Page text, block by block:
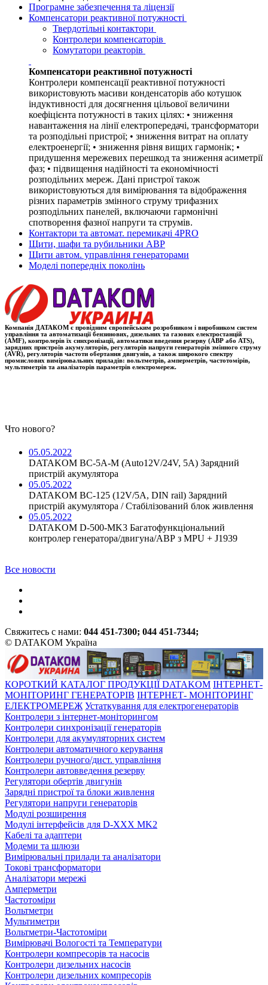
Програмне забезпечення та ліцензії
Компенсатори реактивної потужності
Твердотільні контактори
Контролери компенсаторів
Комутатори реакторів
Компенсатори реактивної потужності
Контролери компенсації реактивної потужності
використовують масиви конденсаторів або котушок
індуктивності для досягнення цільової величини
коефіцієнта потужності в таких цілях: • зниження
навантаження на лінії електропередачі, трансформатори
та розподільні пристрої; • зниження витрат на оплату
електроенергії; • зниження рівня вищих гармонік; •
придушення мережевих перешкод та зниження асиметрії
фаз; • підвищення надійності та економічності
розподільних мереж. Дані пристрої також
використовуються для вимірювання та відображення
різних параметрів змінного струму трифазних
розподільних панелей, включаючи гармонічні
спотворення фазної напруги та струмів.
Контактори та автомат. перемикачі 4PRO
Щити, шафи та рубильники АВР
Щити автом. управління генераторами
Моделі попередніх поколінь
Компанія ДАТАКОМ є провідним європейським розробником і виробником систем
управління та автоматизації бензинових, дизельних та газових електростанцій
(AMF), контролерів їх синхронізації, автоматики введення резерву (АВР або ATS),
зарядних пристроїв акумуляторів, регуляторів напруги генераторів змінного струму
(AVR), регуляторів частоти обертання двигунів, а також широкого спектру
промислових вимірювальних приладів: вольтметрів, амперметрів, частотомірів,
мультиметрів та аналізаторів параметрів електромереж.
Что нового?
05.05.2022
DATAKOM BC-5A-M (Auto12V/24V, 5A) Зарядний
пристрій акумулятора
05.05.2022
DATAKOM BC-125 (12V/5A, DIN rail) Зарядний
пристрій акумулятора / Стабілізований блок живлення
05.05.2022
DATAKOM D-500-MK3 Багатофункціональний
контролер генератора/двигуна/АВР з MPU + J1939
Все новости
Свяжитесь с нами: 044 451-7300; 044 451-7344;
© DATAKOM Україна
КОРОТКИЙ КАТАЛОГ ПРОДУКЦІЇ DATAKOM ІНТЕРНЕТ-
МОНІТОРИНГ ГЕНЕРАТОРІВ ІНТЕРНЕТ- МОНІТОРИНГ
ЕЛЕКТРОМЕРЕЖ Устаткування для електрогенераторів
Контролери з інтернет-моніторингом
Контролери синхронізації генераторів
Контролери для акумуляторних систем
Контролери автоматичного керування
Контролери ручного/дист. управління
Контролери автовведення резерву
Регулятори обертів двигунів
Зарядні пристрої та блоки живлення
Регулятори напруги генераторів
Модулі розширення
Модулі інтерфейсів для D-XXX MK2
Кабелі та адаптери
Модеми та шлюзи
Вимірювальні прилади та аналізатори
Токові трансформатори
Аналізатори мережі
Амперметри
Частотоміри
Вольтметри
Мультиметри
Вольтметри-Частотоміри
Вимірювачі Вологості та Температури
Контролери компресорів та насосів
Контролери дизельних насосів
Контролери дизельних компресорів